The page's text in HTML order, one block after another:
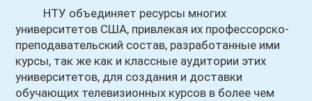
НТУ объединяет ресурсы многих
университетов США, привлекая их профессорско-
преподавательский состав, разработанные ими
курсы, так же как и классные аудитории этих
университетов, для создания и доставки
обучающих телевизионных курсов в более чем